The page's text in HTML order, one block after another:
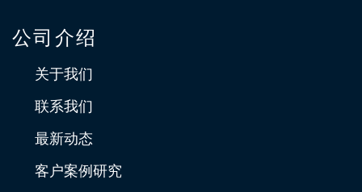
公司介绍
关于我们
联系我们
最新动态
客户案例研究